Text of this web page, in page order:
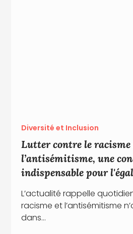
Diversité et Inclusion
Lutter contre le racisme
l’antisémitisme, une
indispensable pour
L’actualité rappelle
racisme et l’antisémitisme
dans...